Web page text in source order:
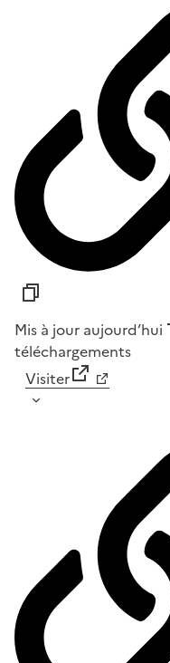
Mis à jour aujourd’hui
téléchargements
Visiter